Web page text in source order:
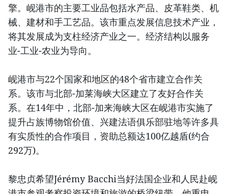
擎。岘港市的主要工业品包括水产品、皮革鞋类、机
械、建材和手工艺品。该市重点发展信息技术产业，
将其发展成为支柱经济产业之一。经济结构以服务
业-工业-农业为导向。
岘港市与22个国家和地区的48个省市建立合作关
系。该市与北部-加莱海峡大区建立了友好合作关
系。在14年中，北部-加来海峡大区在岘港市实施了
提升占族博物馆价值、兴建法语俱乐部驻地等许多具
有实质性的合作项目，资助总额达100亿越盾(约合
292万)。
黎忠贞希望Jérémy Bacchi当好法国企业和人民赴岘